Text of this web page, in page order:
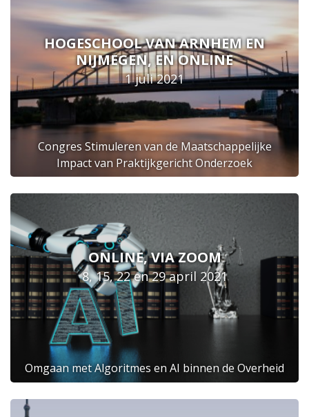
HOGESCHOOL VAN ARNHEM EN
NIJMEGEN, EN ONLINE
1 juli 2021
Congres Stimuleren van de Maatschappelijke
Impact van Praktijkgericht Onderzoek
ONLINE, VIA ZOOM
8, 15, 22 en 29 april 2021
Omgaan met Algoritmes en AI binnen de Overheid